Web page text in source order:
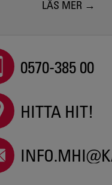
LÄS MER
0570-385 00
HITTA HIT!